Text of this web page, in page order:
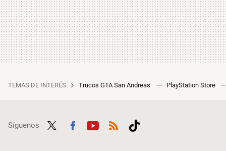
TEMAS DE INTERÉS Trucos GTA San Andreas PlayStation Store
Síguenos